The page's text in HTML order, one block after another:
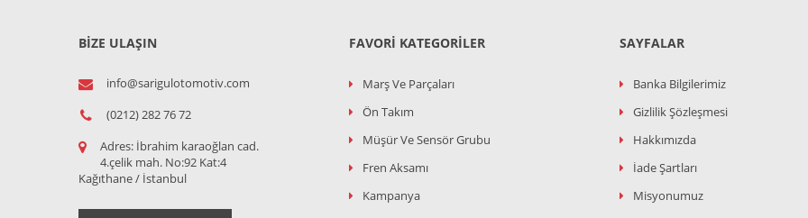
BİZE ULAŞIN
info@sarigulotomotiv.com
(0212) 282 76 72
Adres: İbrahim karaoğlan cad.
4.çelik mah. No:92 Kat:4
Kağıthane / İstanbul
FAVORI KATEGORILER
Marş Ve Parçaları
Ön Takım
Müşür Ve Sensör Grubu
Fren Aksamı
Kampanya
SAYFALAR
Banka Bilgilerimiz
Gizlilik Şözleşmesi
Hakkımızda
İade Şartları
Misyonumuz